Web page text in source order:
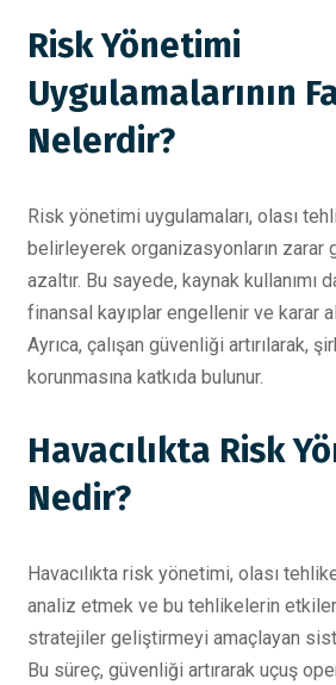
Risk Yönetimi
Uygulamalarının
Nelerdir?
Risk yönetimi uygulamaları, olası
belirleyerek organizasyonların zarar
azaltır. Bu sayede, kaynak kullanımı
finansal kayıplar engellenir ve karar
Ayrıca, çalışan güvenliği artırılarak,
korunmasına katkıda bulunur.
Havacılıkta Risk
Nedir?
Havacılıkta risk yönetimi, olası
analiz etmek ve bu tehlikelerin
stratejiler geliştirmeyi amaçlayan
Bu süreç, güvenliği artırarak uçuş